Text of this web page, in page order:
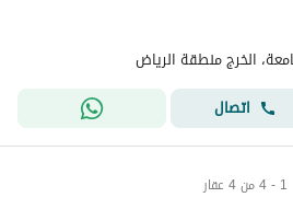
الخرج منطقة الرياض
اتصال
1 - 4 من 4 عقار